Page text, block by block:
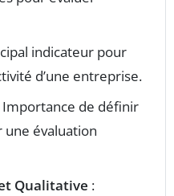
indicateur pour
d’une entreprise.
Importance de définir
une évaluation
Qualitative :